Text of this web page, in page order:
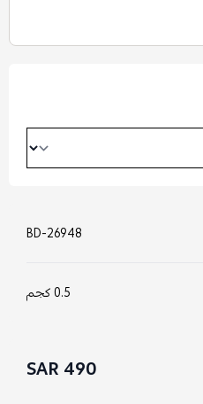
BD-26948
0.5 كجم
490 SAR